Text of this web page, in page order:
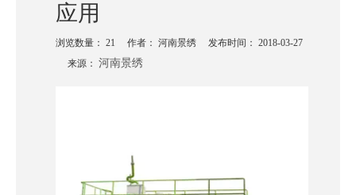
应用
浏览数量： 21 作者： 河南景绣 发布时间： 2018-03-27
来源： 河南景绣